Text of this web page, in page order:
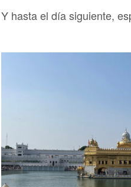
Y hasta el día siguiente,